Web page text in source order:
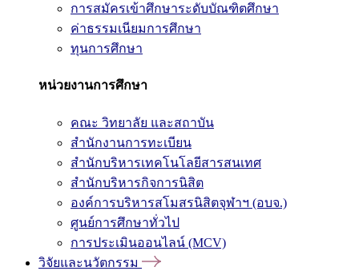
การสมัครเข้าศึกษาระดับบัณฑิตศึกษา
ค่าธรรมเนียมการศึกษา
ทุนการศึกษา
หน่วยงานการศึกษา
คณะ วิทยาลัย และสถาบัน
สำนักงานการทะเบียน
สำนักบริหารเทคโนโลยีสารสนเทศ
สำนักบริหารกิจการนิสิต
องค์การบริหารสโมสรนิสิตจุฬาฯ (อบจ.)
ศูนย์การศึกษาทั่วไป
การประเมินออนไลน์ (MCV)
วิจัยและนวัตกรรม